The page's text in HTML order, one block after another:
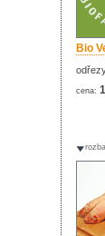
Bio
cena: